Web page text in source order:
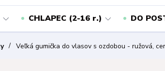
CHLAPEC (2-16 r.) DO
Veľká gumička do vlasov s ozdobou - ružová,